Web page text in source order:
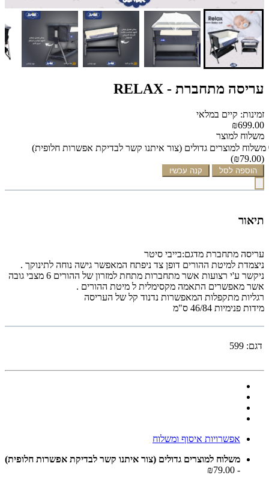
עריסה מתחברת - RELAX
זמינות: קיים במלאי
₪699.00
משלוח למוצר
משלוח למוצרים גדולים (צור איתנו קשר לבדיקת אפשרות חלופית)
(₪79.00)
הוספה לסל קנה עכשיו
תיאור
עריסה מתחברת מדגם:בייבי סיטר
ניצמדת למיטת ההורים דופן צד ניפתח המאפשר גישה נוחה לתינוקך .
ניקשר ע'י רצועות אשר מתחברות מתחת למזרון של ההורים 6 מצבי גובה
אשר מאפשרים התאמה מקסימלית ל מיטת ההורים .
רגליות מתקפלות המאפשרות נדנוד קל של העריסה
מידות פנימיות 46/84 ס"מ
דגם: 599
אפשרויות איסוף ומשלוח
משלוח למוצרים גדולים (צור איתנו קשר לבדיקת אפשרות חלופית)
- ₪79.00